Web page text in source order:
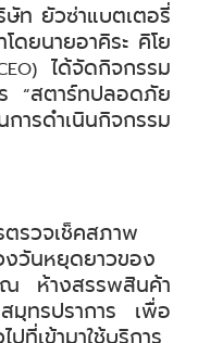
ษัท ยัวซ่าแบตเตอรี่
ดยนายอาคิระ คิโย
ได้จัดกิจกรรม
“สตาร์ทปลอดภัย
การดำเนินกิจกรรม
รวจเช็คสภาพ
งวันหยุดยาวของ
ห้างสรรพสินค้า
ทรปราการ เพื่อ
ปที่เข้ามาใช้บริการ